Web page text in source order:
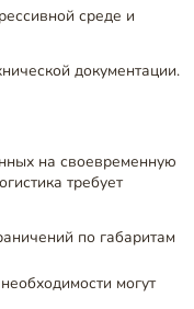
среде и
документации.
на своевременную
требует
по габаритам
могут